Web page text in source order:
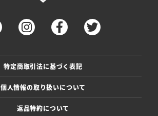
特定商取引法に基づく表記
個人情報の取り扱いについて
返品特約について